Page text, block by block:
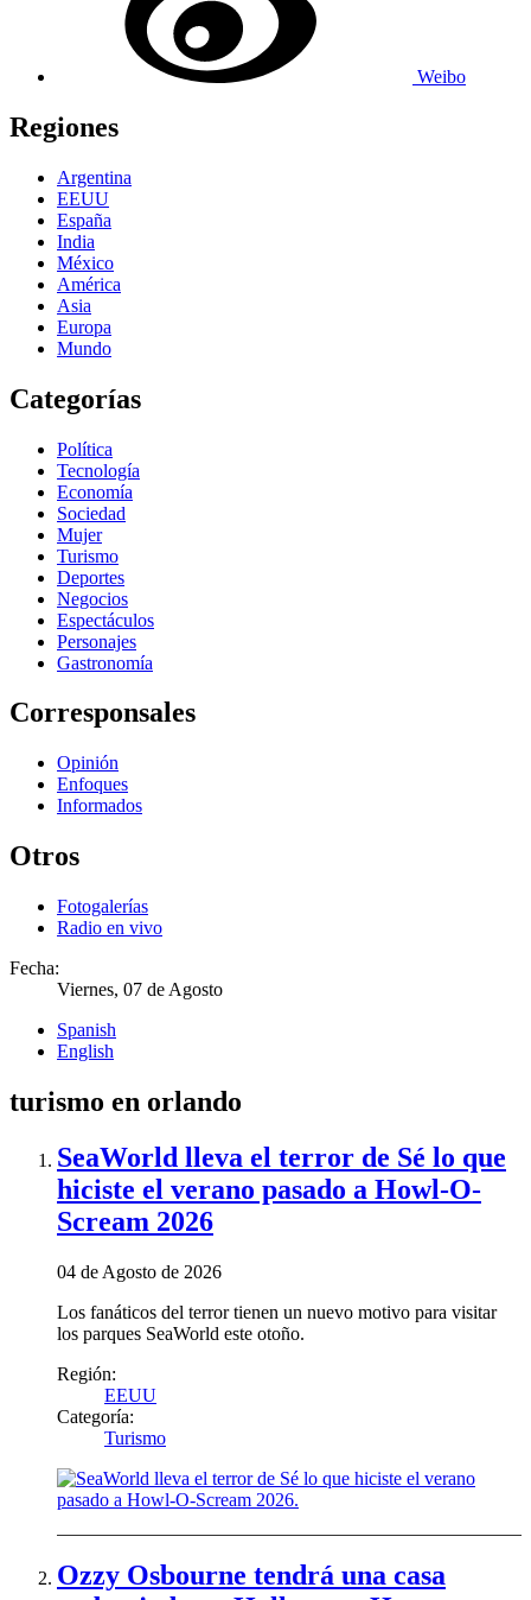
Weibo
Regiones
Argentina
EEUU
España
India
México
América
Asia
Europa
Mundo
Categorías
Política
Tecnología
Economía
Sociedad
Mujer
Turismo
Deportes
Negocios
Espectáculos
Personajes
Gastronomía
Corresponsales
Opinión
Enfoques
Informados
Otros
Fotogalerías
Radio en vivo
Fecha:
Viernes, 07 de Agosto
Spanish
English
turismo en orlando
SeaWorld lleva el terror de Sé lo que
hiciste el verano pasado a Howl-O-
Scream 2026
04 de Agosto de 2026
Los fanáticos del terror tienen un nuevo motivo para visitar
los parques SeaWorld este otoño.
Región:
EEUU
Categoría:
Turismo
Ozzy Osbourne tendrá una casa